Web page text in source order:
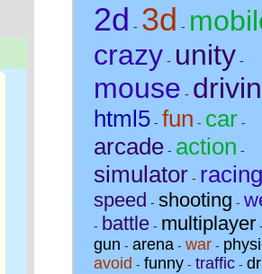
2d - 3d -
crazy - unity -
mouse -
html5 - fun - car -
arcade - action -
simulator - racing
speed - shooting -
- battle - multiplayer -
gun - arena - war -
avoid - funny - traffic -